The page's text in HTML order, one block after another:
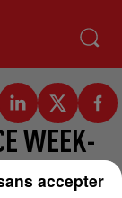
WEEK-
accepter